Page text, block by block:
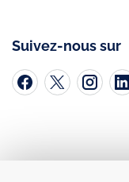
Suivez-nous sur